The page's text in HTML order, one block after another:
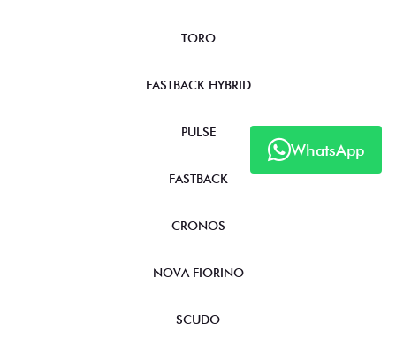
WhatsApp
TORO
FASTBACK HYBRID
PULSE
FASTBACK
CRONOS
NOVA FIORINO
SCUDO